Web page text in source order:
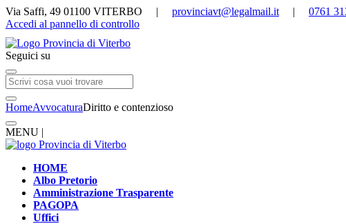
Via Saffi, 49 01100 VITERBO | provinciavt@legalmail.it | 0761
Accedi al pannello di controllo
Seguici su
HomeAvvocaturaDiritto e contenzioso
MENU |
HOME
Albo Pretorio
Amministrazione Trasparente
PAGOPA
Uffici